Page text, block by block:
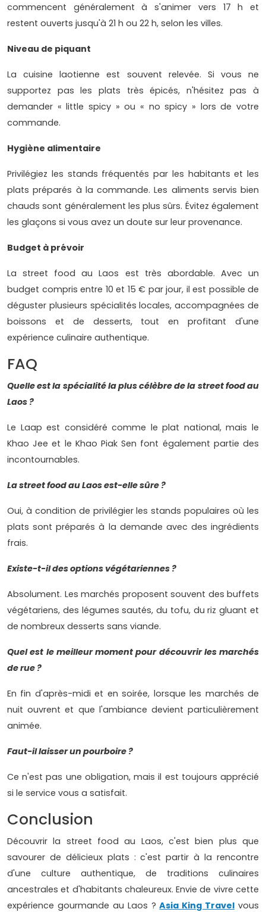
commencent généralement à s'animer vers 17 h et
restent ouverts jusqu'à 21 h ou 22 h, selon les villes.
Niveau de piquant
La cuisine laotienne est souvent relevée. Si vous ne
supportez pas les plats très épicés, n'hésitez pas à
demander « little spicy » ou « no spicy » lors de votre
commande.
Hygiène alimentaire
Privilégiez les stands fréquentés par les habitants et les
plats préparés à la commande. Les aliments servis bien
chauds sont généralement les plus sûrs. Évitez également
les glaçons si vous avez un doute sur leur provenance.
Budget à prévoir
La street food au Laos est très abordable. Avec un
budget compris entre 10 et 15 € par jour, il est possible de
déguster plusieurs spécialités locales, accompagnées de
boissons et de desserts, tout en profitant d'une
expérience culinaire authentique.
FAQ
Quelle est la spécialité la plus célèbre de la street food au
Laos ?
Le Laap est considéré comme le plat national, mais le
Khao Jee et le Khao Piak Sen font également partie des
incontournables.
La street food au Laos est-elle sûre ?
Oui, à condition de privilégier les stands populaires où les
plats sont préparés à la demande avec des ingrédients
frais.
Existe-t-il des options végétariennes ?
Absolument. Les marchés proposent souvent des buffets
végétariens, des légumes sautés, du tofu, du riz gluant et
de nombreux desserts sans viande.
Quel est le meilleur moment pour découvrir les marchés
de rue ?
En fin d'après-midi et en soirée, lorsque les marchés de
nuit ouvrent et que l'ambiance devient particulièrement
animée.
Faut-il laisser un pourboire ?
Ce n'est pas une obligation, mais il est toujours apprécié
si le service vous a satisfait.
Conclusion
Découvrir la street food au Laos, c'est bien plus que
savourer de délicieux plats : c'est partir à la rencontre
d'une culture authentique, de traditions culinaires
ancestrales et d'habitants chaleureux. Envie de vivre cette
expérience gourmande au Laos ?Asia King Travel vous